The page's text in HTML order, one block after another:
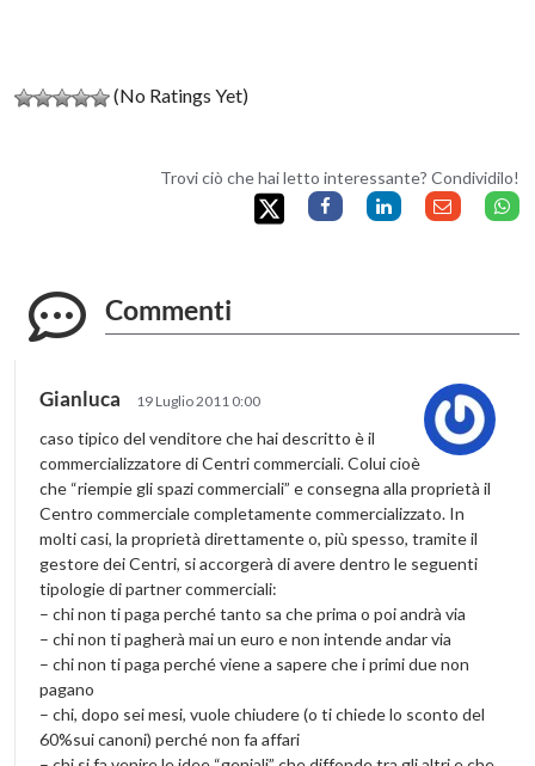
(No Ratings Yet)
Trovi ciò che hai letto interessante? Condividilo!
Commenti
Gianluca 19 Luglio 2011 0:00
caso tipico del venditore che hai descritto è il
commercializzatore di Centri commerciali. Colui cioè
che “riempie gli spazi commerciali” e consegna alla proprietà il
Centro commerciale completamente commercializzato. In
molti casi, la proprietà direttamente o, più spesso, tramite il
gestore dei Centri, si accorgerà di avere dentro le seguenti
tipologie di partner commerciali:
– chi non ti paga perché tanto sa che prima o poi andrà via
– chi non ti pagherà mai un euro e non intende andar via
– chi non ti paga perché viene a sapere che i primi due non
pagano
– chi, dopo sei mesi, vuole chiudere (o ti chiede lo sconto del
60%sui canoni) perché non fa affari